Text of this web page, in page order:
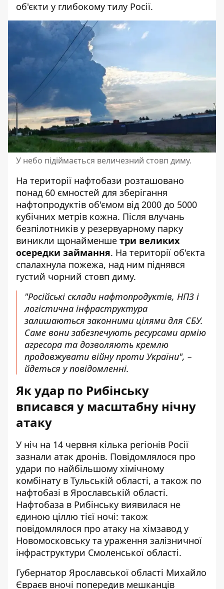
об'єкти у глибокому тилу Росії.
У небо підіймається величезний стовп диму.
На території нафтобази розташовано
понад 60 ємностей для зберігання
нафтопродуктів об'ємом від 2000 до 5000
кубічних метрів кожна. Після влучань
безпілотників у резервуарному парку
виникли щонайменше три великих
осередки займання. На території об'єкта
спалахнула пожежа, над ним піднявся
густий чорний стовп диму.
"Російські склади нафтопродуктів, НПЗ і
логістична інфраструктура
залишаються законними цілями для СБУ.
Саме вони забезпечують ресурсами армію
агресора та дозволяють кремлю
продовжувати війну проти України", –
йдеться у повідомленні.
Як удар по Рибінську
вписався у масштабну нічну
атаку
У ніч на 14 червня кілька регіонів Росії
зазнали атак дронів. Повідомлялося про
удари по найбільшому хімічному
комбінату в Тульській області, а також по
нафтобазі в Ярославській області.
Нафтобаза в Рибінську виявилася не
єдиною ціллю тієї ночі: також
повідомлялося про атаку на хімзавод у
Новомосковську та ураження залізничної
інфраструктури Смоленської області.
Губернатор Ярославської області Михайло
Євраєв вночі попередив мешканців